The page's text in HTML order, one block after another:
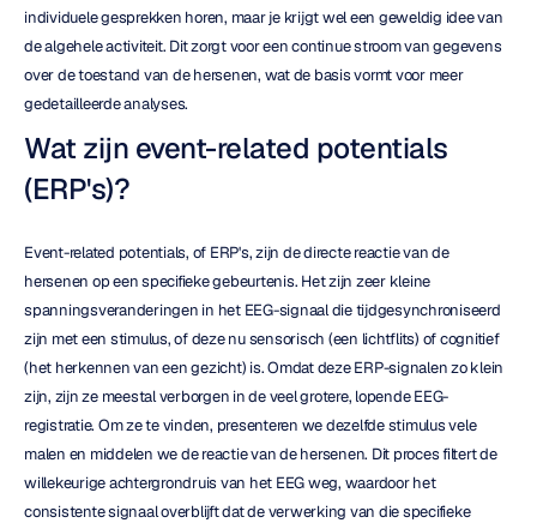
individuele gesprekken horen, maar je krijgt wel een geweldig idee van
de algehele activiteit. Dit zorgt voor een continue stroom van gegevens
over de toestand van de hersenen, wat de basis vormt voor meer
gedetailleerde analyses.
Wat zijn event-related potentials
(ERP's)?
Event-related potentials, of ERP's, zijn de directe reactie van de
hersenen op een specifieke gebeurtenis. Het zijn zeer kleine
spanningsveranderingen in het EEG-signaal die tijdgesynchroniseerd
zijn met een stimulus, of deze nu sensorisch (een lichtflits) of cognitief
(het herkennen van een gezicht) is. Omdat deze ERP-signalen zo klein
zijn, zijn ze meestal verborgen in de veel grotere, lopende EEG-
registratie. Om ze te vinden, presenteren we dezelfde stimulus vele
malen en middelen we de reactie van de hersenen. Dit proces filtert de
willekeurige achtergrondruis van het EEG weg, waardoor het
consistente signaal overblijft dat de verwerking van die specifieke